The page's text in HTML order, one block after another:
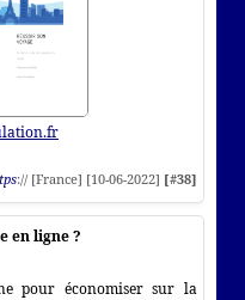
:// [France] [10-06-2022] [#38]
en ligne ?
pour économiser sur la